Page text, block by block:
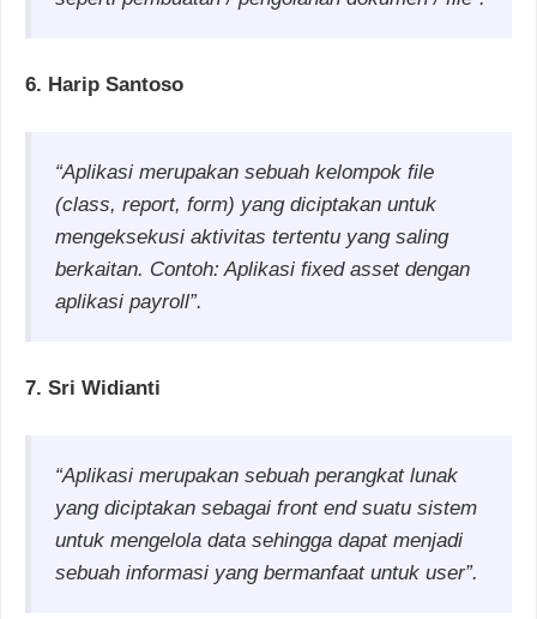
6. Harip Santoso
“Aplikasi merupakan sebuah kelompok file
(class, report, form) yang diciptakan untuk
mengeksekusi aktivitas tertentu yang saling
berkaitan. Contoh: Aplikasi fixed asset dengan
aplikasi payroll”.
7. Sri Widianti
“Aplikasi merupakan sebuah perangkat lunak
yang diciptakan sebagai front end suatu sistem
untuk mengelola data sehingga dapat menjadi
sebuah informasi yang bermanfaat untuk user”.